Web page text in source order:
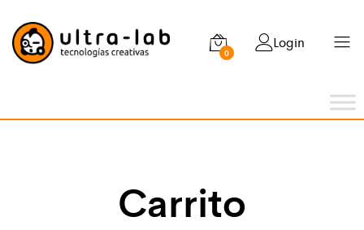
0
Login
Carrito